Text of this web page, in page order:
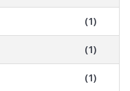
(1)
(1)
(1)